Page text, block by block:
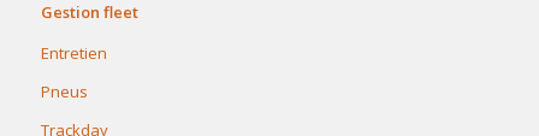
Gestion fleet
Entretien
Pneus
Trackday